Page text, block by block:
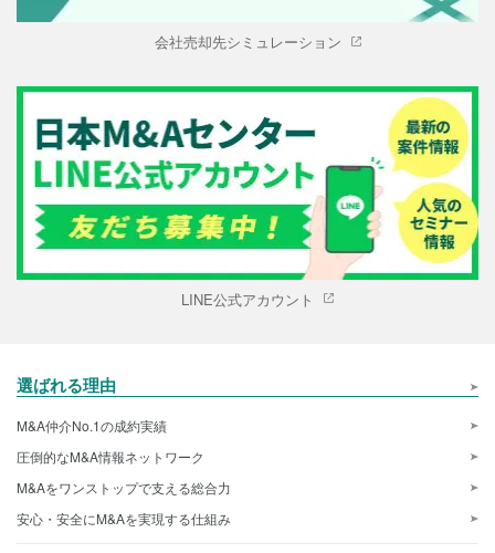
会社売却先シミュレーション
LINE公式アカウント
選ばれる理由
M&A仲介No.1の成約実績
圧倒的なM&A情報ネットワーク
M&Aをワンストップで支える総合力
安心・安全にM&Aを実現する仕組み